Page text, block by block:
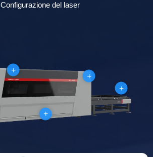
Configurazione del laser
+
+
+
+